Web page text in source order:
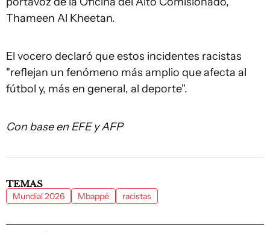
Thameen Al Kheetan.
El vocero declaró que estos incidentes racistas
"reflejan un fenómeno más amplio que afecta al
fútbol y, más en general, al deporte".
Con base en EFE y AFP
TEMAS
Mundial 2026 Mbappé racistas